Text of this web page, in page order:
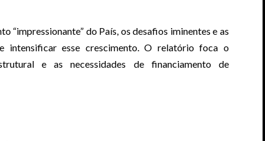
“impressionante” do País, os desafios iminentes e as
intensificar esse crescimento. O relatório foca o
e as necessidades de financiamento de